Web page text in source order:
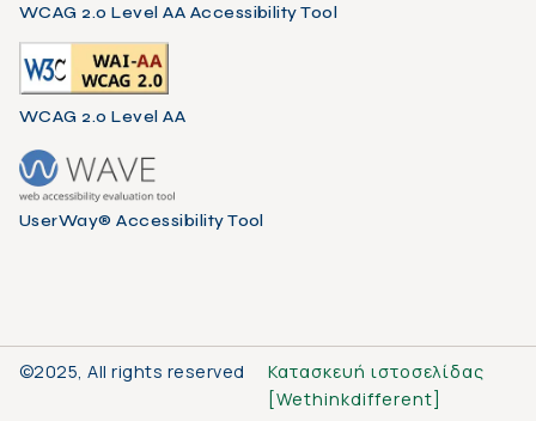
WCAG 2.0 Level AA Accessibility Tool
WCAG 2.0 Level AA
UserWay® Accessibility Tool
©2025, All rights reserved
Κατασκευή ιστοσελίδας
[Wethinkdifferent]